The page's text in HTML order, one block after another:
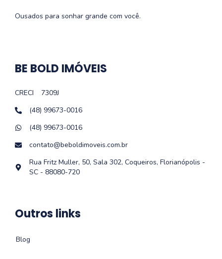
Ousados para sonhar grande com você.
BE BOLD IMÓVEIS
CRECI
7309J
(48) 99673-0016
(48) 99673-0016
contato@beboldimoveis.com.br
Rua Fritz Muller, 50, Sala 302, Coqueiros, Florianópolis -
SC - 88080-720
Outros links
Blog